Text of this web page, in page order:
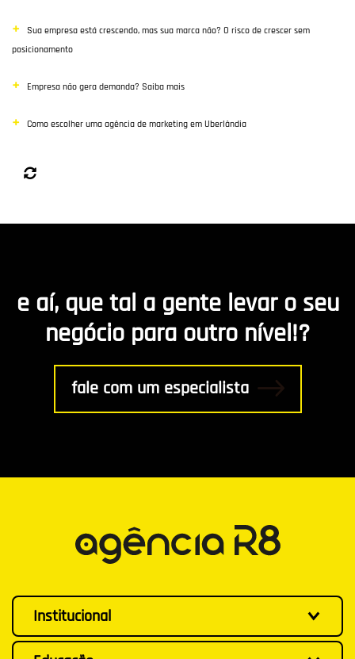
Sua empresa está crescendo, mas sua marca não? O risco de crescer sem
posicionamento
Empresa não gera demanda? Saiba mais
Como escolher uma agência de marketing em Uberlândia
e aí, que tal a gente levar o seu
negócio para outro nível!?
fale com um especialista
Institucional